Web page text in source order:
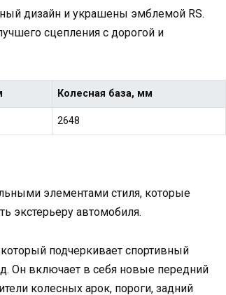
дизайн и украшены эмблемой RS.
сцепления с дорогой и
Колесная база, мм
2648
элементами стиля, которые
экстерьеру автомобиля.
подчеркивает спортивный
Он включает в себя новые передний
колесных арок, пороги, задний